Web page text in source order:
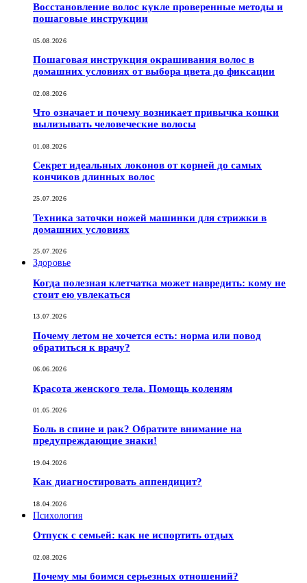
Восстановление волос кукле проверенные методы и
пошаговые инструкции
05.08.2026
Пошаговая инструкция окрашивания волос в
домашних условиях от выбора цвета до фиксации
02.08.2026
Что означает и почему возникает привычка кошки
вылизывать человеческие волосы
01.08.2026
Секрет идеальных локонов от корней до самых
кончиков длинных волос
25.07.2026
Техника заточки ножей машинки для стрижки в
домашних условиях
25.07.2026
Здоровье
Когда полезная клетчатка может навредить: кому не
стоит ею увлекаться
13.07.2026
Почему летом не хочется есть: норма или повод
обратиться к врачу?
06.06.2026
Красота женского тела. Помощь коленям
01.05.2026
Боль в спине и рак? Обратите внимание на
предупреждающие знаки!
19.04.2026
Как диагностировать аппендицит?
18.04.2026
Психология
Отпуск с семьей: как не испортить отдых
02.08.2026
Почему мы боимся серьезных отношений?